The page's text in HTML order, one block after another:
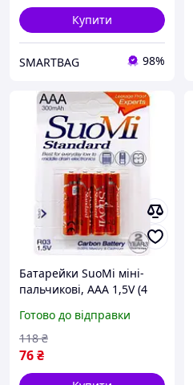
Купити
SMARTBAG 98%
Батарейки SuoMi міні-
пальчикові, ААА 1,5V (4
Готово до відправки
76₴
118 ₴